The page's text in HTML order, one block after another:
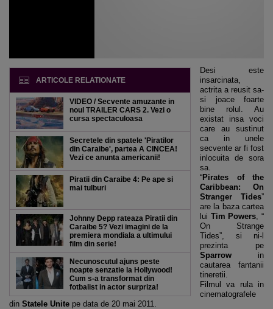
ARTICOLE RELATIONATE
VIDEO / Secvente amuzante in
noul TRAILER CARS 2. Vezi o
cursa spectaculoasa
Secretele din spatele 'Piratilor
din Caraibe', partea A CINCEA!
Vezi ce anunta americanii!
Piratii din Caraibe 4: Pe ape si
mai tulburi
Johnny Depp rateaza Piratii din
Caraibe 5? Vezi imagini de la
premiera mondiala a ultimului
film din serie!
Necunoscutul ajuns peste
noapte senzatie la Hollywood!
Cum s-a transformat din
fotbalist in actor surpriza!
Desi este
insarcinata,
actrita a reusit sa-
si joace foarte
bine rolul. Au
existat insa voci
care au sustinut
ca in unele
secvente ar fi fost
inlocuita de sora
sa.
“Pirates of the
Caribbean: On
Stranger Tides”
are la baza cartea
lui Tim Powers, “
On Strange
Tides”, si ni-l
prezinta pe
Sparrow in
cautarea fantanii
tineretii.
Filmul va rula in
cinematografele
din Statele Unite pe data de 20 mai 2011.